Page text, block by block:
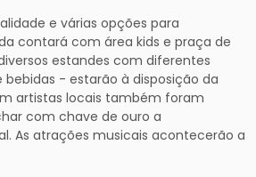
e várias opções para
contará com área kids e praça de
estandes com diferentes
- estarão à disposição da
artistas locais também foram
com chave de ouro a
As atrações musicais acontecerão a